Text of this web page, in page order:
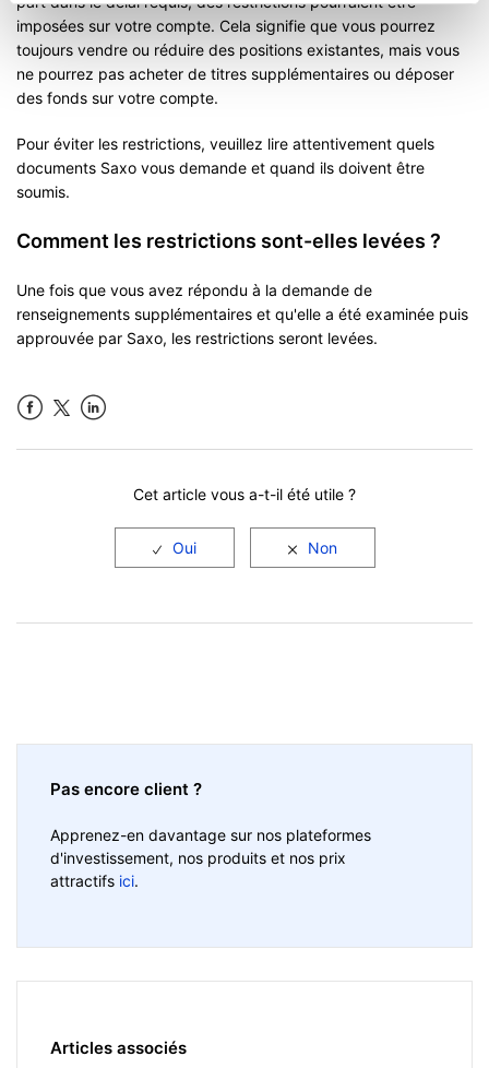
imposées sur votre compte. Cela signifie que vous pourrez
toujours vendre ou réduire des positions existantes, mais vous
ne pourrez pas acheter de titres supplémentaires ou déposer
des fonds sur votre compte.
Pour éviter les restrictions, veuillez lire attentivement quels
documents Saxo vous demande et quand ils doivent être
soumis.
Comment les restrictions sont-elles levées ?
Une fois que vous avez répondu à la demande de
renseignements supplémentaires et qu'elle a été examinée puis
approuvée par Saxo, les restrictions seront levées.
Cet article vous a-t-il été utile ?
Pas encore client ?
Apprenez-en davantage sur nos plateformes
d'investissement, nos produits et nos prix
attractifs ici.
Articles associés